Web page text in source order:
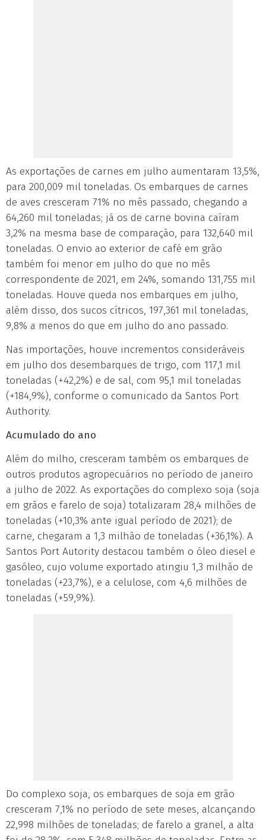
As exportações de carnes em julho aumentaram 13,5%,
para 200,009 mil toneladas. Os embarques de carnes
de aves cresceram 71% no mês passado, chegando a
64,260 mil toneladas; já os de carne bovina caíram
3,2% na mesma base de comparação, para 132,640 mil
toneladas. O envio ao exterior de café em grão
também foi menor em julho do que no mês
correspondente de 2021, em 24%, somando 131,755 mil
toneladas. Houve queda nos embarques em julho,
além disso, dos sucos cítricos, 197,361 mil toneladas,
9,8% a menos do que em julho do ano passado.
Nas importações, houve incrementos consideráveis
em julho dos desembarques de trigo, com 117,1 mil
toneladas (+42,2%) e de sal, com 95,1 mil toneladas
(+184,9%), conforme o comunicado da Santos Port
Authority.
Acumulado do ano
Além do milho, cresceram também os embarques de
outros produtos agropecuários no período de janeiro
a julho de 2022. As exportações do complexo soja (soja
em grãos e farelo de soja) totalizaram 28,4 milhões de
toneladas (+10,3% ante igual período de 2021); de
carne, chegaram a 1,3 milhão de toneladas (+36,1%). A
Santos Port Autority destacou também o óleo diesel e
gasóleo, cujo volume exportado atingiu 1,3 milhão de
toneladas (+23,7%), e a celulose, com 4,6 milhões de
toneladas (+59,9%).
Do complexo soja, os embarques de soja em grão
cresceram 7,1% no período de sete meses, alcançando
22,998 milhões de toneladas; de farelo a granel, a alta